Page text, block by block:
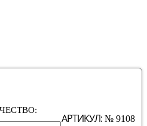
АРТИКУЛ: № 9108